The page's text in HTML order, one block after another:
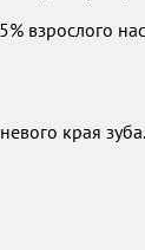
взрослого
края